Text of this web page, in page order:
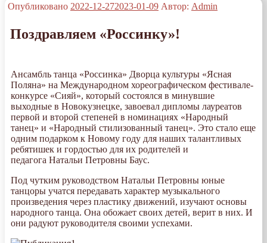
Опубликовано 2022-12-272023-01-09 Автор: Admin
Поздравляем «Россинку»!
Ансамбль танца «Россинка» Дворца культуры «Ясная
Поляна» на Международном хореографическом фестивале-
конкурсе «Сияй», который состоялся в минувшие
выходные в Новокузнецке, завоевал дипломы лауреатов
первой и второй степеней в номинациях «Народный
танец» и «Народный стилизованный танец». Это стало еще
одним подарком к Новому году для наших талантливых
ребятишек и гордостью для их родителей и
педагога Натальи Петровны Баус.
Под чутким руководством Натальи Петровны юные
танцоры учатся передавать характер музыкального
произведения через пластику движений, изучают основы
народного танца. Она обожает своих детей, верит в них. И
они радуют руководителя своими успехами.